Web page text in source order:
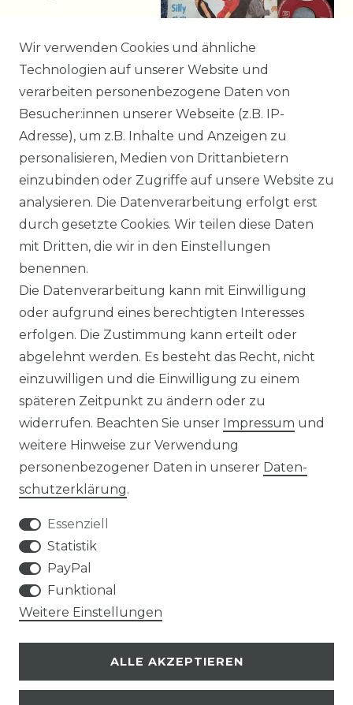
12,99 € *
Versandkosten
398 399 400
Impressum Daten­schutz­erklärung
AGB Widerrufs­recht
Kontakt
SERVICE
VERSANDKOSTEN
Wir verwenden Cookies und ähnliche
Technologien auf unserer Website und
verarbeiten personenbezogene Daten von
Besucher:innen unserer Webseite (z.B. IP-
Adresse), um z.B. Inhalte und Anzeigen zu
personalisieren, Medien von Drittanbietern
einzubinden oder Zugriffe auf unsere Website zu
analysieren. Die Datenverarbeitung erfolgt erst
durch gesetzte Cookies. Wir teilen diese Daten
mit Dritten, die wir in den Einstellungen
benennen.
Die Datenverarbeitung kann mit Einwilligung
oder aufgrund eines berechtigten Interesses
erfolgen. Die Zustimmung kann erteilt oder
abgelehnt werden. Es besteht das Recht, nicht
einzuwilligen und die Einwilligung zu einem
späteren Zeitpunkt zu ändern oder zu
widerrufen. Beachten Sie unser Impressum und
weitere Hinweise zur Verwendung
personenbezogener Daten in unserer Daten­
schutz­erklärung.
Essenziell
Statistik
PayPal
Funktional
Weitere Einstellungen
ALLE AKZEPTIEREN